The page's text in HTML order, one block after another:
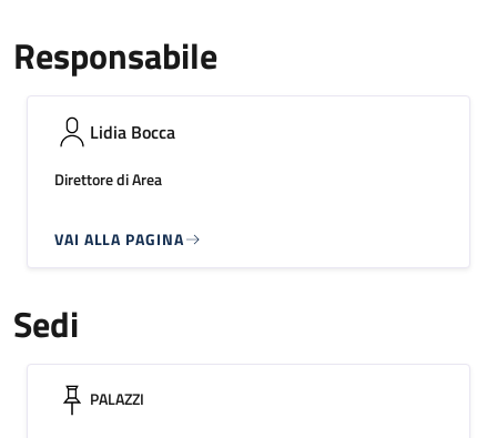
Responsabile
Lidia Bocca
Direttore di Area
VAI ALLA PAGINA
Sedi
PALAZZI